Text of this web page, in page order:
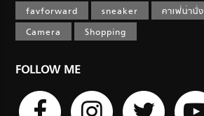
favforward sneaker คาเฟ่น่านั่ง
Camera
Shopping
FOLLOW ME